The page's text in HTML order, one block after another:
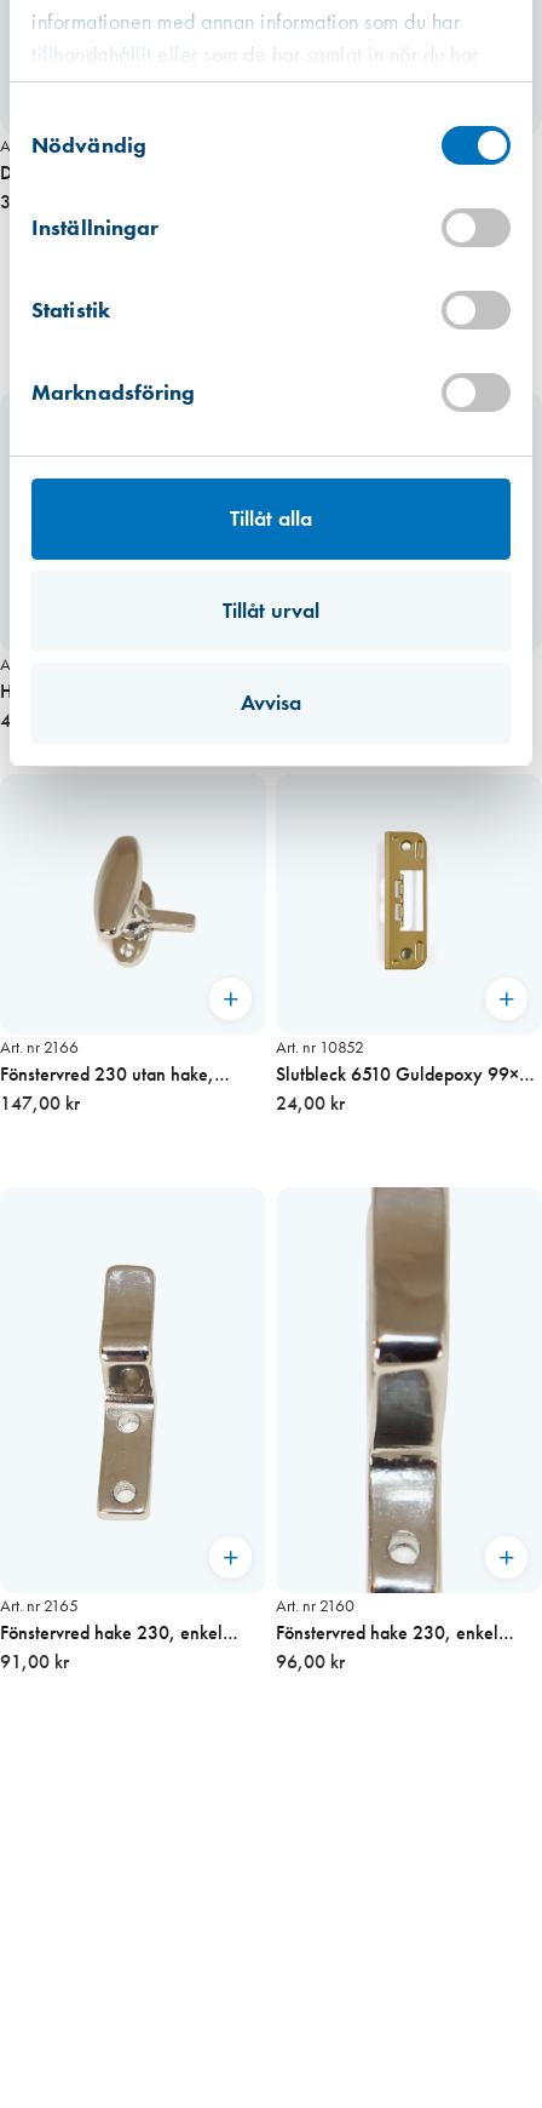
informationen med annan information som du har
tillhandahållit eller som de har samlat in när du har
använt deras tjänster.
Nödvändig
Inställningar
Statistik
Marknadsföring
Tillåt alla
Tillåt urval
Avvisa
Art. nr 7319
Dörrstopp 7470 krom 110 mm, UTGÅR!
30,00 kr
Art. nr 8134
HABO Cylinder Oval 65537
Krom 3st Nycklar (1-pack)
475,00 kr
Handtag 4201 110 x 28 Alum.
Art. nr 2166
Fönstervred 230 utan hake,
pris/st
147,00 kr
Art. nr 10852
Slutbleck 6510 Guldepoxy 99×30
mm
24,00 kr
Art. nr 2165
Fönstervred hake 230, enkel
15mm, pris/st
91,00 kr
Art. nr 2160
Fönstervred hake 230, enkel
28mm, pris/st
96,00 kr
Finns i lager (69 st)
Finns i lager (11 st)
Hitta hit
Hitta hit